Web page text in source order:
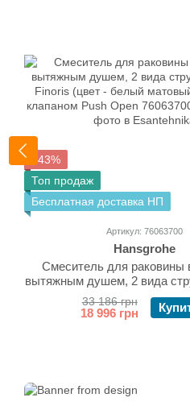
−43%
Топ продаж
Бесплатная доставка НП
Артикул: 76063700
Hansgrohe
Смеситель для раковины
вытяжным душем, 2 вида
Finoris (цвет - белый
клапаном Push Open
33 186 грн
18 996 грн